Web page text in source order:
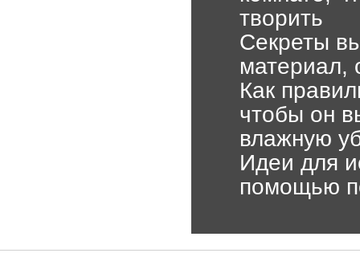
творить
Секреты
материал,
Как
чтобы он
влажную
Идеи для
помощью